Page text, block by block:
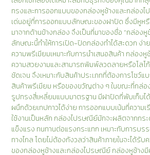
ทรงและการออกแบบของกล่องหูช้างและกล่อง
เด่นอยู่ที่การออกแบบลักษณะของฝาปิด ซึ่งมีหูห
มาจากด้านข้างกล่อง จึงเป็นที่มาของชื่อ “กล่องหู
ลักษณะนี้ทำให้การเปิด-ปิดกล่องทำได้สะดวก ง่า
ความพรีเมียมเหมาะกับการนำเสนอสินค้า กล่อง
ความสวยงามและสามารถพิมพ์ลวดลายหรือโลโ
ชัดเจน จึงเหมาะกับสินค้าประเภทที่ต้องการโชว์แ
สินค้าพรีเมียม หรือของขวัญต่าง ๆ ในขณะที่กล่
รูปทรงสี่เหลี่ยมแบบมาตรฐาน มีฝาปิดที่พับเก็บไ
ผนึกด้วยเทปกาวได้ง่าย การออกแบบเน้นที่ความ
ใช้งานเป็นหลัก กล่องไปรษณีย์มักจะผลิตจากกร
แข็งแรง ทนทานต่อแรงกระแทก เหมาะกับการบ
ทางไกล โดยไม่ต้องกังวลว่าสินค้าภายในจะได้รับ
ของกล่องหูช้างและกล่องไปรษณีย์ กล่องหูช้างมี